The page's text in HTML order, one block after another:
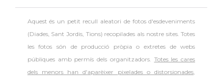
Aquest és un petit recull aleatori de fotos d'esdeveniments
(Diades, Sant Jordis, Tions) recopilades als nostre sites. Totes
les fotos són de producció pròpia o extretes de webs
públiques amb permís dels organitzadors. Totes les cares
dels menors han d'aparèixer pixelades o distorsionades,